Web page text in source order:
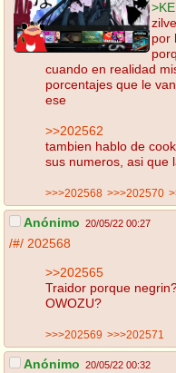
por
cuando en realidad
porcentajes que le
ese
>>202562
tambien hablo de
sus numeros, asi que
>>>202568 >>>202570
Anónimo 20/05/22 00:27
/#/ 202568
>>202565
Traidor porque
OWOZU?
>>>202569 >>>202571
Anónimo 20/05/22 00:32